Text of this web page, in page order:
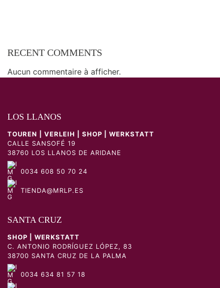
RECENT COMMENTS
Aucun commentaire à afficher.
LOS LLANOS
TOUREN | VERLEIH | SHOP | WERKSTATT
CALLE SANSOFÉ 19
38760 LOS LLANOS DE ARIDANE
0034 608 50 70 24
TIENDA@MRLP.ES
SANTA CRUZ
SHOP | WERKSTATT
C. ANTONIO RODRÍGUEZ LÓPEZ, 83
38700 SANTA CRUZ DE LA PALMA
0034 634 81 57 18